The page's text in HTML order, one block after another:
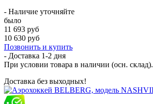
- Наличие уточняйте
было
11 693 руб
10 630 руб
Позвонить и купить
- Доставка 1-2 дня
При условии товара в наличии (осн. склад).
Доставка без выходных!